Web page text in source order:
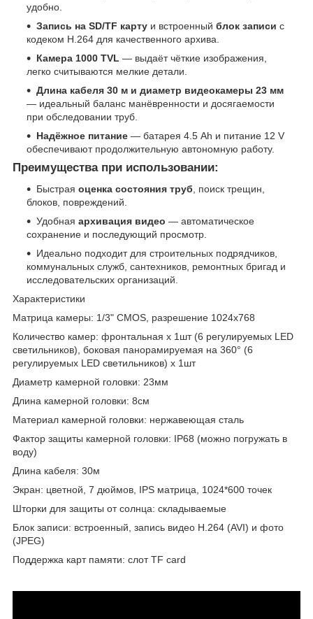
удобно.
Запись на SD/TF карту и встроенный блок записи с
кодеком H.264 для качественного архива.
Камера 1000 TVL — выдаёт чёткие изображения,
легко считываются мелкие детали.
Длина кабеля 30 м и диаметр видеокамеры 23 мм
— идеальный баланс манёвренности и досягаемости
при обследовании труб.
Надёжное питание — батарея 4.5 Ah и питание 12 V
обеспечивают продолжительную автономную работу.
Преимущества при использовании:
Быстрая оценка состояния труб , поиск трещин,
блоков, повреждений.
Удобная архивация видео — автоматическое
сохранение и последующий просмотр.
Идеально подходит для строительных подрядчиков,
коммунальных служб, сантехников, ремонтных бригад и
исследовательских организаций.
Характеристики
Матрица камеры: 1/3" CMOS, разрешение 1024х768
Количество камер: фронтальная х 1шт (6 регулируемых LED
светильников), боковая панорамируемая на 360° (6
регулируемых LED светильников) х 1шт
Диаметр камерной головки: 23мм
Длина камерной головки: 8см
Материал камерной головки: нержавеющая сталь
Фактор защиты камерной головки: IP68 (можно погружать в
воду)
Длина кабеля: 30м
Экран: цветной, 7 дюймов, IPS матрица, 1024*600 точек
Шторки для защиты от солнца: складываемые
Блок записи: встроенный, запись видео H.264 (AVI) и фото
(JPEG)
Поддержка карт памяти: слот TF card